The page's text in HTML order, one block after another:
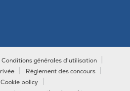
Conditions générales d'utilisation
Règlement des concours
Cookie policy